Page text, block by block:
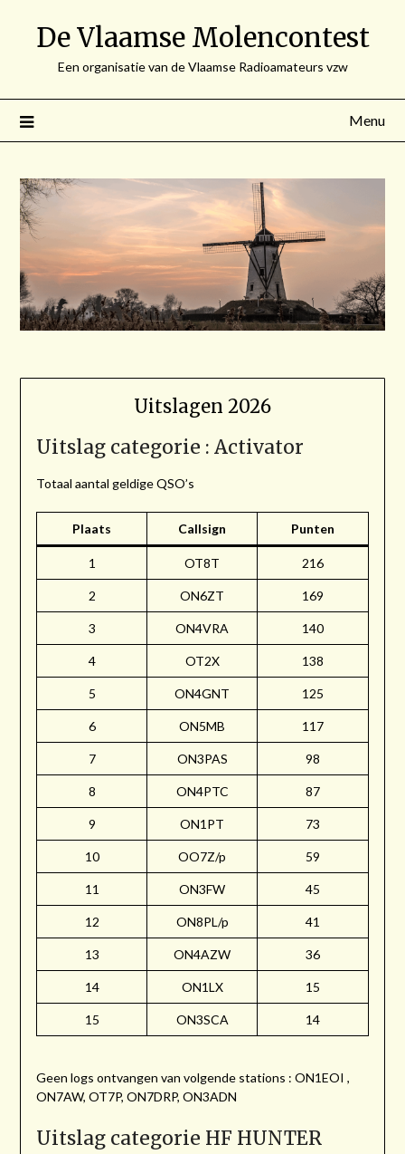
De Vlaamse Molencontest
Een organisatie van de Vlaamse Radioamateurs vzw
Menu
Uitslagen 2026
Uitslag categorie : Activator
Totaal aantal geldige QSO’s
Plaats Callsign Punten
1 OT8T 216
2 ON6ZT 169
3 ON4VRA 140
4 OT2X 138
5 ON4GNT 125
6 ON5MB 117
7 ON3PAS 98
8 ON4PTC 87
9 ON1PT 73
10 OO7Z/p 59
11 ON3FW 45
12 ON8PL/p 41
13 ON4AZW 36
14 ON1LX 15
15 ON3SCA 14
Geen logs ontvangen van volgende stations : ON1EOI ,
ON7AW, OT7P, ON7DRP, ON3ADN
Uitslag categorie HF HUNTER